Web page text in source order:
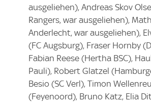
ausgeliehen), Andreas Skov
Rangers, war ausgeliehen),
Anderlecht, war ausgeliehen),
(FC Augsburg), Fraser Hornby
Fabian Reese (Hertha BSC),
Pauli), Robert Glatzel
Besio (SC Verl), Timon
(Feyenoord), Bruno Katz, Elia